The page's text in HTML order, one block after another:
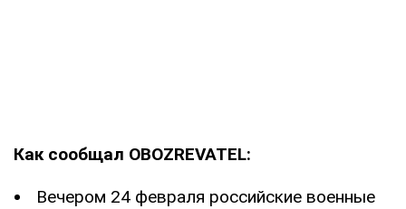
Как сообщал OBOZREVATEL:
Вечером 24 февраля российские военные